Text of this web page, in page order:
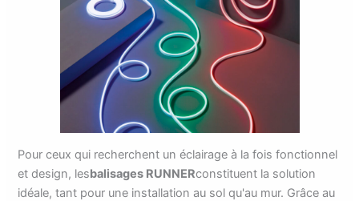
Pour ceux qui recherchent un éclairage à la fois fonctionnel
et design, lesbalisages RUNNERconstituent la solution
idéale, tant pour une installation au sol qu'au mur. Grâce au